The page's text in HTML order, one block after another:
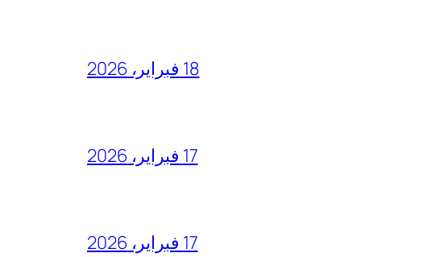
18 فبراير، 2026
17 فبراير، 2026
17 فبراير، 2026